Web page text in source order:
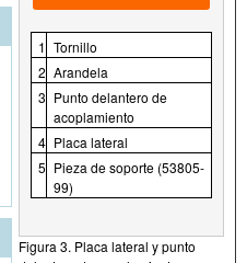
1 Tornillo
2 Arandela
3 Punto delantero de
acoplamiento
4 Placa lateral
5 Pieza de soporte (53805-
99)
Figura 3. Placa lateral y punto